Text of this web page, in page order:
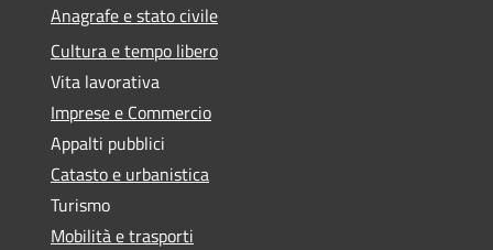
Anagrafe e stato civile
Cultura e tempo libero
Vita lavorativa
Imprese e Commercio
Appalti pubblici
Catasto e urbanistica
Turismo
Mobilità e trasporti